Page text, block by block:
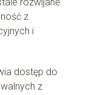
z
i
dostęp do
z